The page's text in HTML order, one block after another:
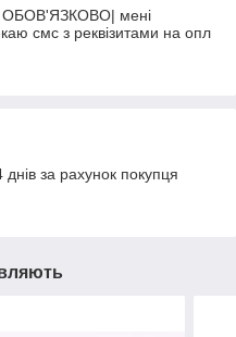
мені
смс з реквізитами на опл
за рахунок покупця